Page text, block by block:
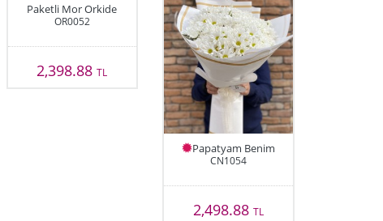
Paketli Mor Orkide
OR0052
2,398.88TL
Papatyam Benim
CN1054
2,498.88TL